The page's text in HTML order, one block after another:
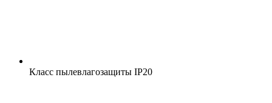
Класс пылевлагозащиты IP20